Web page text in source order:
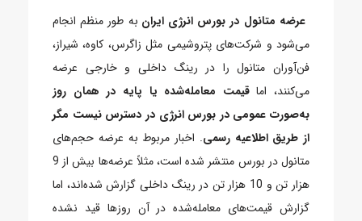
عرضه متانول در بورس انرژی ایران به ‌طور منظم انجام
می‌شود و شرکت‌های پتروشیمی مثل زاگرس، کاوه، شیراز،
فن‌آوران متانول را در رینگ داخلی و خارجی عرضه
می‌کنند، اماقیمت معامله‌شده یا پایه در همان روز
به‌صورت عمومی در بورس انرژی در دسترس نیست مگر
از طریق اطلاعیه رسمی. اخبار مربوط به عرضه حجم‌های
متانول در بورس منتشر شده است، مثلاً عرضه‌ها بیش از 9
هزار تن و 10 هزار تن در رینگ داخلی گزارش شده‌اند، اما
گزارش قیمت‌های معامله‌شده در آن روزها قید نشده